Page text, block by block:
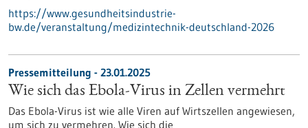
https://www.gesundheitsindustrie-
bw.de/veranstaltung/medizintechnik-deutschland-2026
Pressemitteilung - 23.01.2025
Wie sich das Ebola-Virus in Zellen vermehrt
Das Ebola-Virus ist wie alle Viren auf Wirtszellen angewiesen,
um sich zu vermehren. Wie sich die